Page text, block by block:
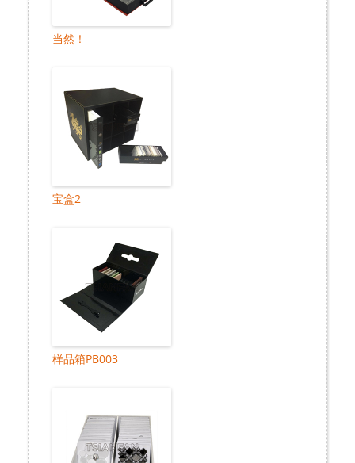
当然！
宝盒2
样品箱PB003